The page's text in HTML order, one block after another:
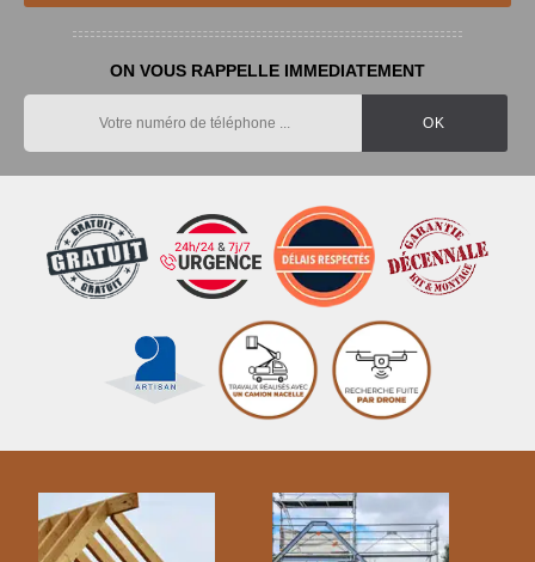
ON VOUS RAPPELLE IMMEDIATEMENT